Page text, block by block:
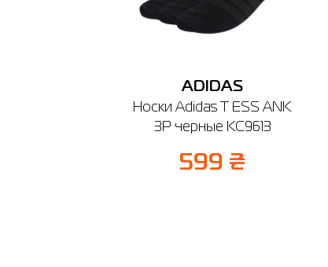
ADIDAS
Носки Adidas T ESS ANK
3P черные KC9613
599 ₴